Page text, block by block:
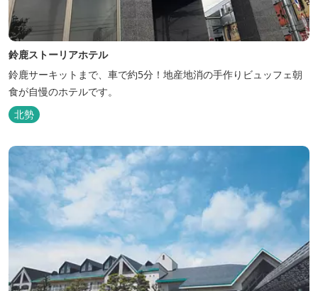
鈴鹿ストーリアホテル
鈴鹿サーキットまで、車で約5分！地産地消の手作りビュッフェ朝
食が自慢のホテルです。
北勢